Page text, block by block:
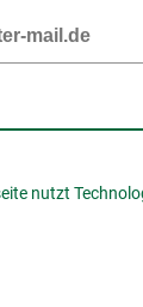
nutzt